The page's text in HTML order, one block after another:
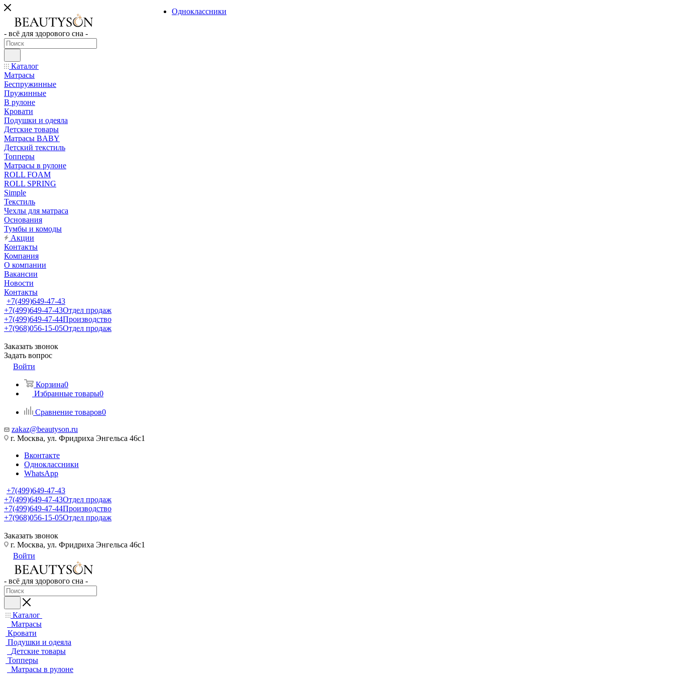
- всё для здорового сна -
Каталог
Матрасы
Беспружинные
Пружинные
В рулоне
Кровати
Подушки и одеяла
Детские товары
Матрасы BABY
Детский текстиль
Топперы
Матрасы в рулоне
ROLL FOAM
ROLL SPRING
Simple
Текстиль
Чехлы для матраса
Основания
Тумбы и комоды
Акции
Контакты
Компания
О компании
Вакансии
Новости
Контакты
+7(499)649-47-43
+7(499)649-47-43Отдел продаж
+7(499)649-47-44Производство
+7(968)056-15-05Отдел продаж
Заказать звонок
Задать вопрос
Войти
Корзина0
Избранные товары0
Сравнение товаров0
zakaz@beautyson.ru
г. Москва, ул. Фридриха Энгельса 46с1
Вконтакте
Одноклассники
WhatsApp
+7(499)649-47-43
+7(499)649-47-43Отдел продаж
+7(499)649-47-44Производство
+7(968)056-15-05Отдел продаж
Заказать звонок
Одноклассники
г. Москва, ул. Фридриха Энгельса 46с1
Войти
- всё для здорового сна -
Каталог
Матрасы
Кровати
Подушки и одеяла
Детские товары
Топперы
Матрасы в рулоне